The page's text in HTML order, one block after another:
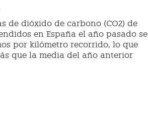
de dióxido de carbono (CO2) de
en España el año pasado se
por kilómetro recorrido, lo que
que la media del año anterior